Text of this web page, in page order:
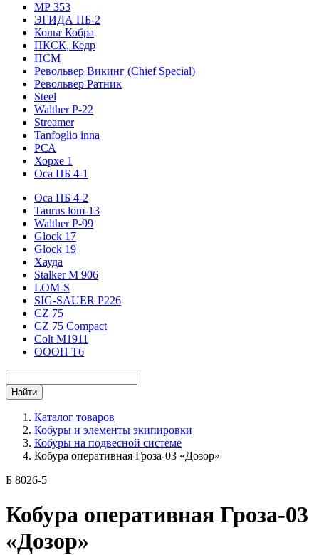
МР 353
ЭГИДА ПБ-2
Кольт Кобра
ПКСК, Кедр
ПСМ
Револьвер Викинг (Chief Special)
Револьвер Ратник
Steel
Walther P-22
Streamer
Tanfoglio inna
РСА
Хорхе 1
Оса ПБ 4-1
Оса ПБ 4-2
Taurus lom-13
Walther P-99
Glock 17
Glock 19
Хауда
Stalker М 906
LOM-S
SIG-SAUER P226
CZ 75
CZ 75 Compact
Colt M1911
ОООП Т6
Каталог товаров
Кобуры и элементы экипировки
Кобуры на подвесной системе
Кобура оперативная Гроза-03 «Дозор»
Б 8026-5
Кобура оперативная Гроза-03
«Дозор»